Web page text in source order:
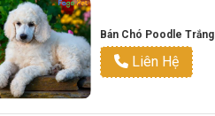
Bán Chó Poodle Trắng
Liên Hệ